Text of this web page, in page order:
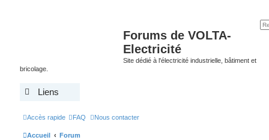
Forums de VOLTA-
Electricité
Site dédié à l'électricité industrielle, bâtiment et
bricolage.
Liens
Accès rapide FAQ Nous contacter
Accueil Forum